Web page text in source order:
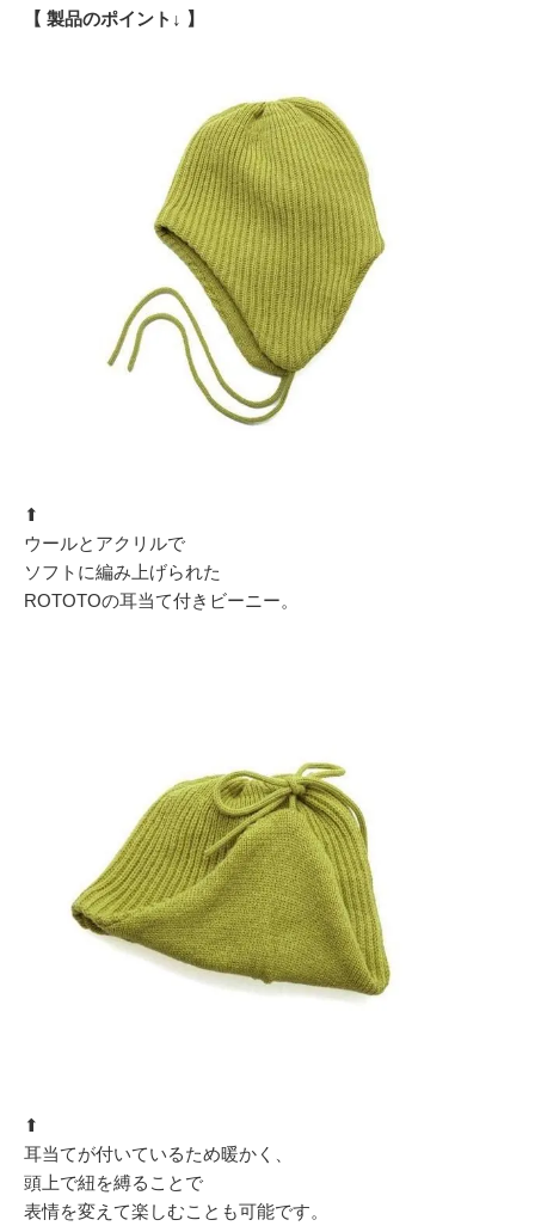
【 製品のポイント↓ 】
⬆︎
ウールとアクリルで
ソフトに編み上げられた
ROTOTOの耳当て付きビーニー。
⬆︎
耳当てが付いているため暖かく、
頭上で紐を縛ることで
表情を変えて楽しむことも可能です。